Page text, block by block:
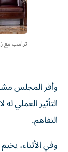
ترامب مع
التأثير العملي
التفاهم.
وفي الأثناء،